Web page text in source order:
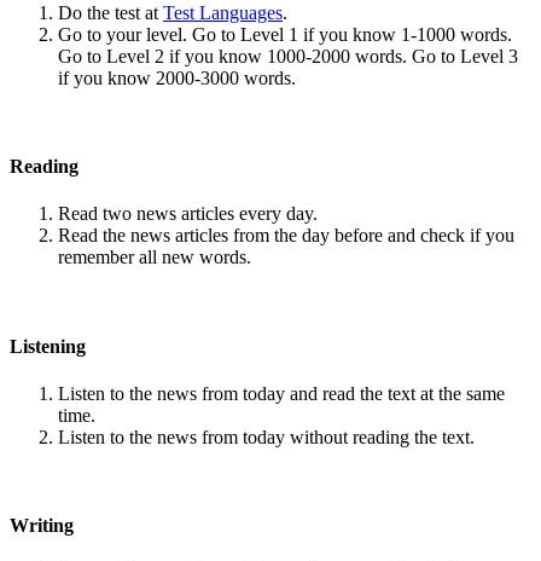
Do the test at Test Languages.
Go to your level. Go to Level 1 if you know 1-1000 words.
Go to Level 2 if you know 1000-2000 words. Go to Level 3
if you know 2000-3000 words.
Reading
Read two news articles every day.
Read the news articles from the day before and check if you
remember all new words.
Listening
Listen to the news from today and read the text at the same
time.
Listen to the news from today without reading the text.
Writing